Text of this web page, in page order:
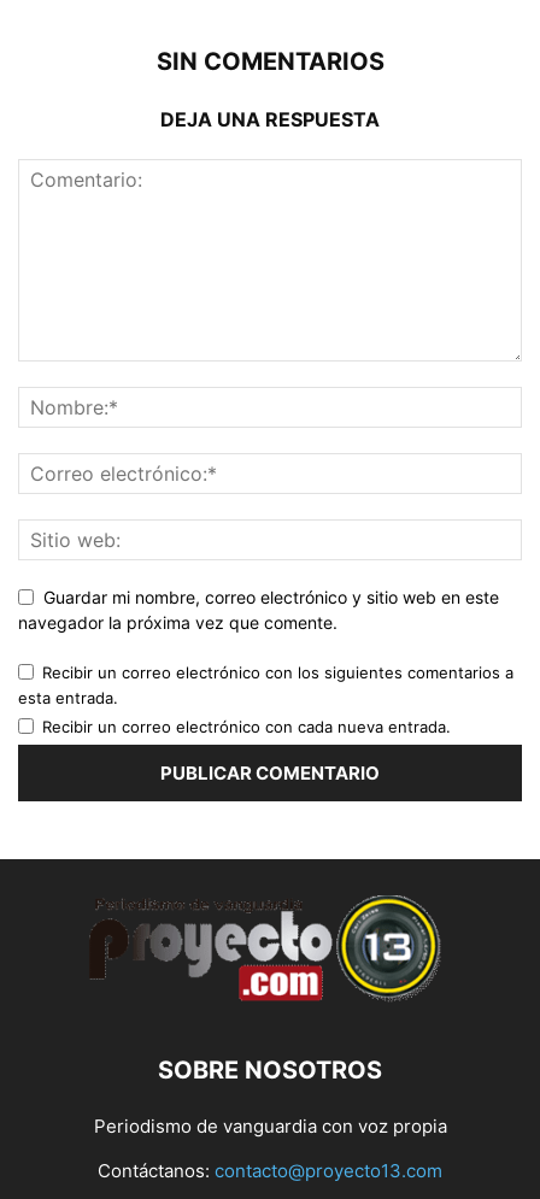
SIN COMENTARIOS
DEJA UNA RESPUESTA
Guardar mi nombre, correo electrónico y sitio web en este
navegador la próxima vez que comente.
Recibir un correo electrónico con los siguientes comentarios a
esta entrada.
Recibir un correo electrónico con cada nueva entrada.
SOBRE NOSOTROS
Periodismo de vanguardia con voz propia
Contáctanos: contacto@proyecto13.com